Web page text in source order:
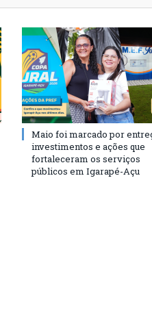
Maio foi marcado por
investimentos e ações que
fortaleceram os serviços
públicos em Igarapé-Açu